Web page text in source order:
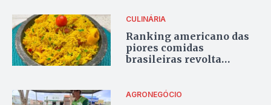
CULINÁRIA
Ranking americano das
piores comidas
brasileiras revolta
AGRONEGÓCIO